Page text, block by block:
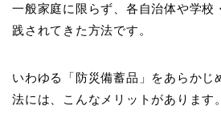
一般家庭に限らず、各自治体や学校
践されてきた方法です。
いわゆる「防災備蓄品」をあらかじ
法には、こんなメリットがあります。